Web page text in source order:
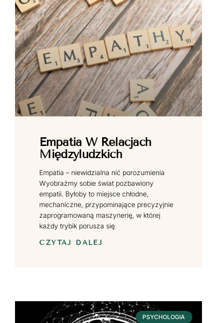
Empatia W Relacjach
Międzyludzkich
Empatia – niewidzialna nić porozumienia
Wyobraźmy sobie świat pozbawiony
empatii. Byłoby to miejsce chłodne,
mechaniczne, przypominające precyzyjnie
zaprogramowaną maszynerię, w której
każdy trybik porusza się
CZYTAJ DALEJ
PSYCHOLOGIA